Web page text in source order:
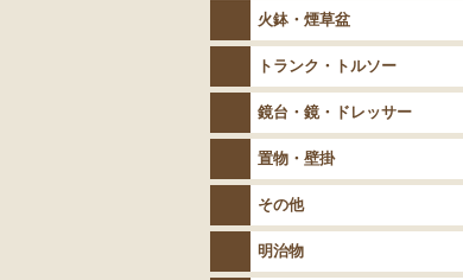
火鉢・煙草盆
トランク・トルソー
鏡台・鏡・ドレッサー
置物・壁掛
その他
明治物